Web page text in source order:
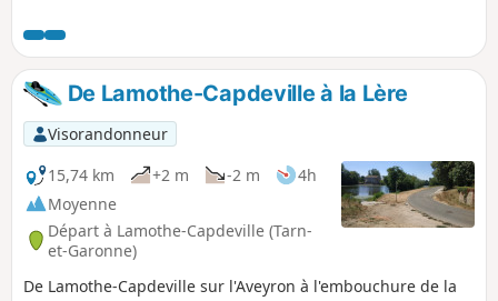
De Lamothe-Capdeville à la Lère
Visorandonneur
15,74 km
+2 m -2 m
4h
Moyenne
Départ à Lamothe-Capdeville (Tarn-
et-Garonne)
De Lamothe-Capdeville sur l'Aveyron à l'embouchure de la